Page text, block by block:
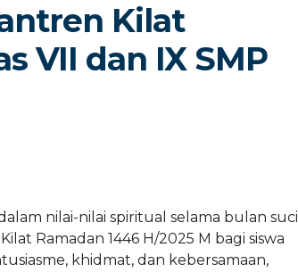
Kilat
VII dan IX SMP
nilai-nilai spiritual selama bulan suci
Ramadan 1446 H/2025 M bagi siswa
khidmat, dan kebersamaan,